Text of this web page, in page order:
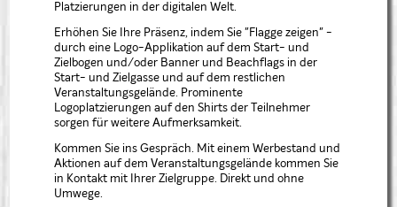
Platzierungen in der digitalen Welt.
Erhöhen Sie Ihre Präsenz, indem Sie "Flagge zeigen" -
durch eine Logo-Applikation auf dem Start- und
Zielbogen und/oder Banner und Beachflags in der
Start- und Zielgasse und auf dem restlichen
Veranstaltungsgelände. Prominente
Logoplatzierungen auf den Shirts der Teilnehmer
sorgen für weitere Aufmerksamkeit.
Kommen Sie ins Gespräch. Mit einem Werbestand und
Aktionen auf dem Veranstaltungsgelände kommen Sie
in Kontakt mit Ihrer Zielgruppe. Direkt und ohne
Umwege.